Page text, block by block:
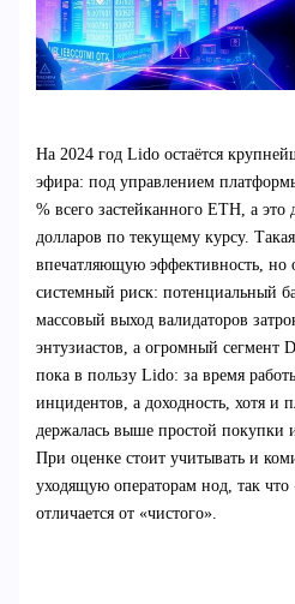
На 2024 год Lido остаётся
эфира: под управлением
% всего застейканного ETH, а это
долларов по текущему курсу.
впечатляющую эффективность, но
системный риск: потенциальный
массовый выход валидаторов
энтузиастов, а огромный сегмент
пока в пользу Lido: за время
инцидентов, а доходность, хотя и
держалась выше простой покупки
При оценке стоит учитывать и
уходящую операторам нод, так
отличается от «чистого».